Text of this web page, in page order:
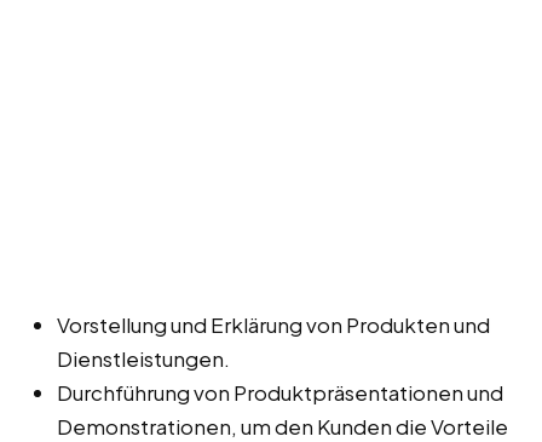
Vorstellung und Erklärung von Produkten und
Dienstleistungen.
Durchführung von Produktpräsentationen und
Demonstrationen, um den Kunden die Vorteile